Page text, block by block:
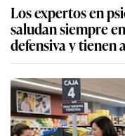
Los expertos en
saludan siempre
defensiva y tienen